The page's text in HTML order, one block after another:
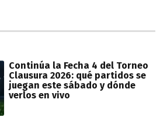
Continúa la Fecha 4 del Torneo
Clausura 2026: qué partidos se
juegan este sábado y dónde
verlos en vivo